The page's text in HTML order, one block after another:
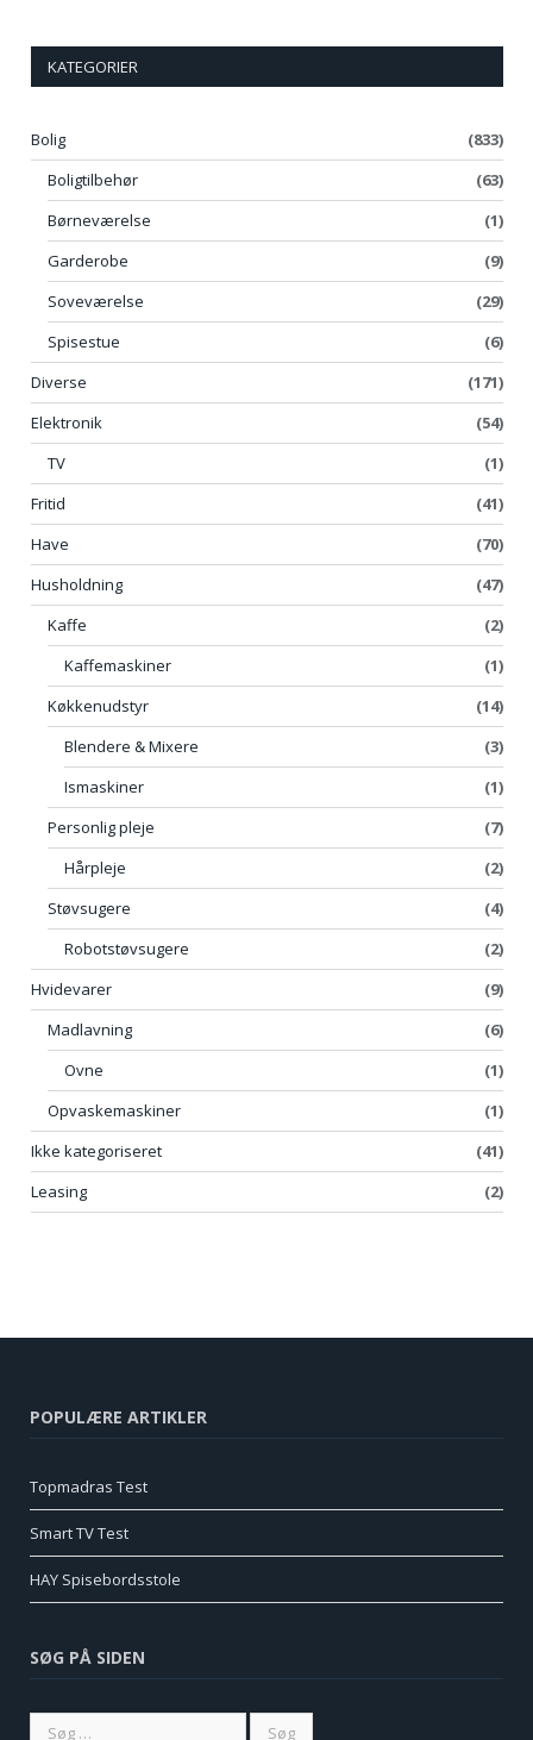
KATEGORIER
Bolig
(833)
Boligtilbehør
(63)
Børneværelse
(1)
Garderobe
(9)
Soveværelse
(29)
Spisestue
(6)
Diverse
(171)
Elektronik
(54)
TV
(1)
Fritid
(41)
Have
(70)
Husholdning
(47)
Kaffe
(2)
Kaffemaskiner
(1)
Køkkenudstyr
(14)
Blendere & Mixere
(3)
Ismaskiner
(1)
Personlig pleje
(7)
Hårpleje
(2)
Støvsugere
(4)
Robotstøvsugere
(2)
Hvidevarer
(9)
Madlavning
(6)
Ovne
(1)
Opvaskemaskiner
(1)
Ikke kategoriseret
(41)
Leasing
(2)
POPULÆRE ARTIKLER
Topmadras Test
Smart TV Test
HAY Spisebordsstole
SØG PÅ SIDEN